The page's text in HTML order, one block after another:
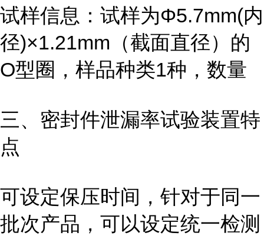
试样信息：试样为Φ5.7mm(内
径)×1.21mm（截面直径）的
O型圈，样品种类1种，数量
三、 密封件泄漏率试验装置特
点
可设定保压时间，针对于同一
批次产品，可以设定统一检测